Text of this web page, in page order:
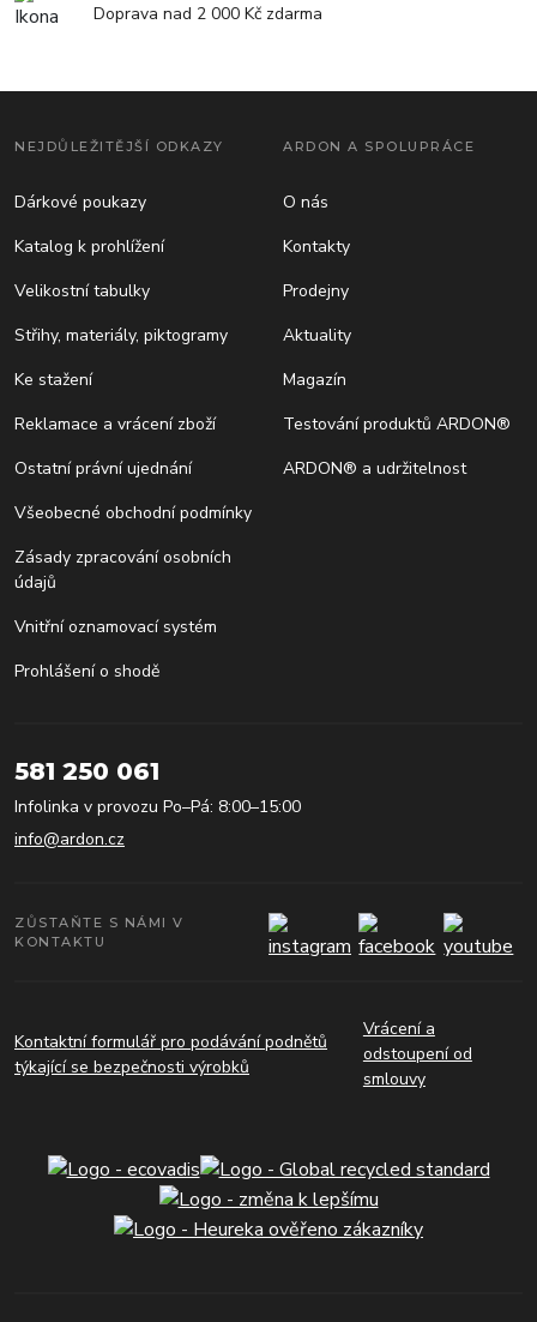
Doprava nad 2 000 Kč zdarma
NEJDŮLEŽITĚJŠÍ ODKAZY
Dárkové poukazy
Katalog k prohlížení
Velikostní tabulky
Střihy, materiály, piktogramy
Ke stažení
Reklamace a vrácení zboží
Ostatní právní ujednání
Všeobecné obchodní podmínky
Zásady zpracování osobních
údajů
Vnitřní oznamovací systém
Prohlášení o shodě
ARDON A SPOLUPRÁCE
O nás
Kontakty
Prodejny
Aktuality
Magazín
Testování produktů ARDON®
ARDON® a udržitelnost
581 250 061
Infolinka v provozu Po–Pá: 8:00–15:00
info@ardon.cz
ZŮSTAŇTE S NÁMI V
KONTAKTU
Kontaktní formulář pro podávání podnětů
týkající se bezpečnosti výrobků
Vrácení a
odstoupení od
smlouvy